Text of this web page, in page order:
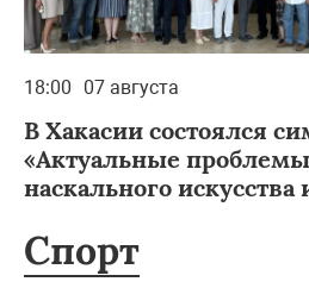
18:00 07 августа
В Хакасии состоялся
«Актуальные
наскального
Спорт